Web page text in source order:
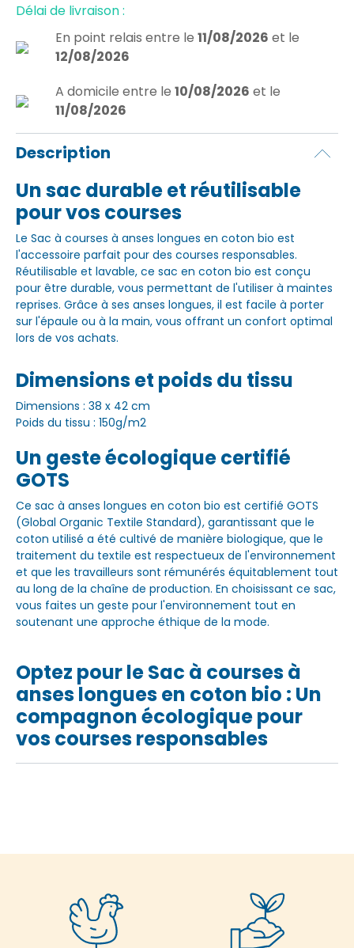
Délai de livraison :
En point relais entre le 11/08/2026 et le
12/08/2026
A domicile entre le 10/08/2026 et le
11/08/2026
Description
Un sac durable et réutilisable
pour vos courses
Le Sac à courses à anses longues en coton bio est
l'accessoire parfait pour des courses responsables.
Réutilisable et lavable, ce sac en coton bio est conçu
pour être durable, vous permettant de l'utiliser à maintes
reprises. Grâce à ses anses longues, il est facile à porter
sur l'épaule ou à la main, vous offrant un confort optimal
lors de vos achats.
Dimensions et poids du tissu
Dimensions : 38 x 42 cm
Poids du tissu : 150g/m2
Un geste écologique certifié
GOTS
Ce sac à anses longues en coton bio est certifié GOTS
(Global Organic Textile Standard), garantissant que le
coton utilisé a été cultivé de manière biologique, que le
traitement du textile est respectueux de l'environnement
et que les travailleurs sont rémunérés équitablement tout
au long de la chaîne de production. En choisissant ce sac,
vous faites un geste pour l'environnement tout en
soutenant une approche éthique de la mode.
Optez pour le Sac à courses à
anses longues en coton bio : Un
compagnon écologique pour
vos courses responsables